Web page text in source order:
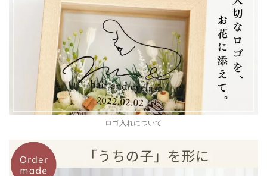
ロゴ入れについて